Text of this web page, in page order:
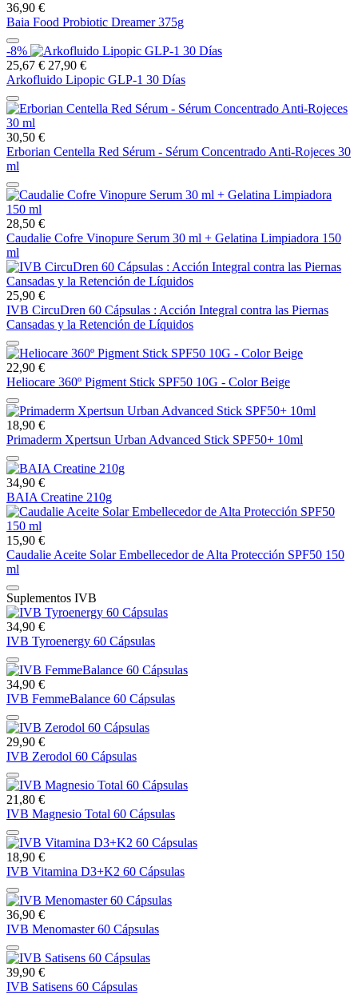
36,90 €
Baia Food Probiotic Dreamer 375g
-8%
25,67 € 27,90 €
Arkofluido Lipopic GLP-1 30 Días
30,50 €
Erborian Centella Red Sérum - Sérum Concentrado Anti-Rojeces 30
ml
28,50 €
Caudalie Cofre Vinopure Serum 30 ml + Gelatina Limpiadora 150
ml
25,90 €
IVB CircuDren 60 Cápsulas : Acción Integral contra las Piernas
Cansadas y la Retención de Líquidos
22,90 €
Heliocare 360º Pigment Stick SPF50 10G - Color Beige
18,90 €
Primaderm Xpertsun Urban Advanced Stick SPF50+ 10ml
34,90 €
BAIA Creatine 210g
15,90 €
Caudalie Aceite Solar Embellecedor de Alta Protección SPF50 150
ml
Suplementos IVB
34,90 €
IVB Tyroenergy 60 Cápsulas
34,90 €
IVB FemmeBalance 60 Cápsulas
29,90 €
IVB Zerodol 60 Cápsulas
21,80 €
IVB Magnesio Total 60 Cápsulas
18,90 €
IVB Vitamina D3+K2 60 Cápsulas
36,90 €
IVB Menomaster 60 Cápsulas
39,90 €
IVB Satisens 60 Cápsulas